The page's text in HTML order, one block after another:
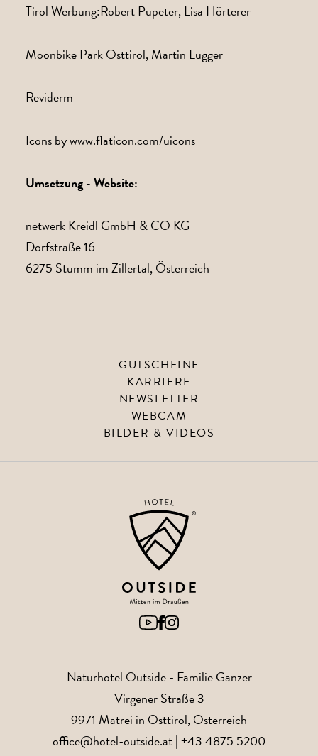
Tirol Werbung:Robert Pupeter, Lisa Hörterer
Moonbike Park Osttirol, Martin Lugger
Reviderm
Icons by www.flaticon.com/uicons
Umsetzung - Website:
netwerk Kreidl GmbH & CO KG
Dorfstraße 16
6275 Stumm im Zillertal, Österreich
GUTSCHEINE
KARRIERE
NEWSLETTER
WEBCAM
BILDER & VIDEOS
Naturhotel Outside- Familie Ganzer
Virgener Straße 3
9971 Matrei in Osttirol, Österreich
office@hotel-outside.at|+43 4875 5200